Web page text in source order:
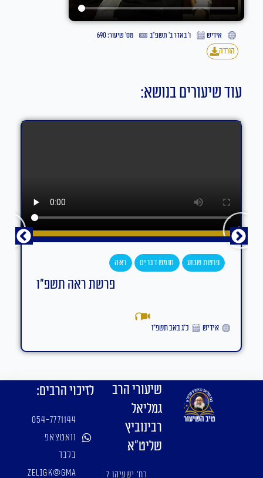
אידיש ו׳ באדר ב׳ תשפ״ב
מס' שיעור: 690
הורדה
עוד שיעורים בנושא:
פרשת שבוע חומש דברים ראה
פרשת ראה תשפ"ו
אידיש כ״ג באב תשפ״ו
שיעורי הרב
גמליאל
רבינוביץ
שליט"א
רח' ישעיהו 7
לזיכוי הרבים:
054-7771144
וואטצאפ
בלבד
zeligk@gma